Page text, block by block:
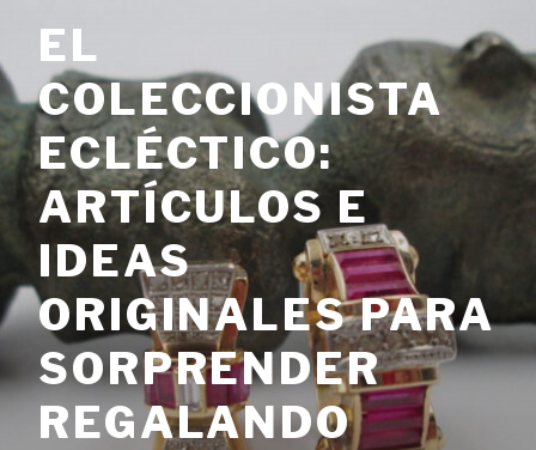
contenido
EL
COLECCIONISTA
ECLÉCTICO:
ARTÍCULOS E
IDEAS
ORIGINALES PARA
SORPRENDER
REGALANDO